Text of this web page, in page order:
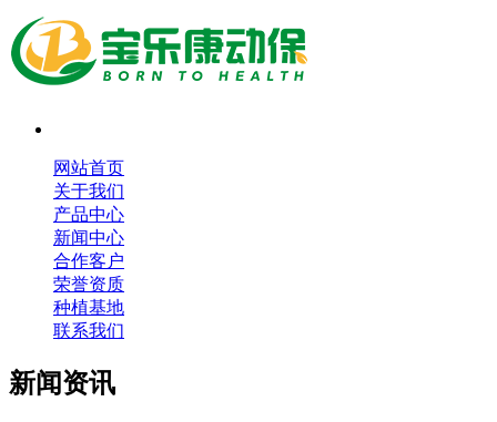
网站首页
关于我们
产品中心
新闻中心
合作客户
荣誉资质
种植基地
联系我们
新闻资讯